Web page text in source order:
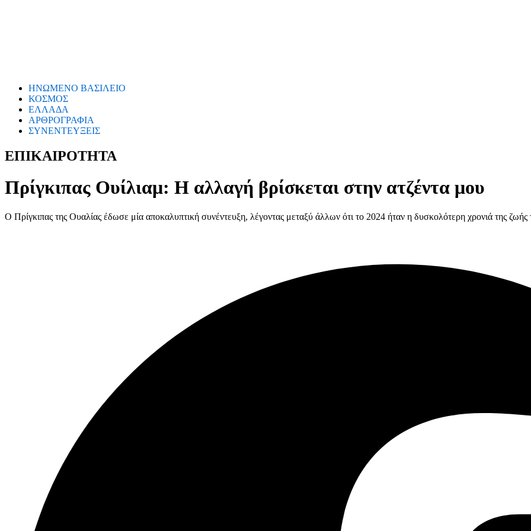
ΗΝΩΜΕΝΟ ΒΑΣΙΛΕΙΟ
ΚΟΣΜΟΣ
ΕΛΛΑΔΑ
ΑΡΘΡΟΓΡΑΦΙΑ
ΣΥΝΕΝΤΕΥΞΕΙΣ
ΕΠΙΚΑΙΡΟΤΗΤΑ
Πρίγκιπας Ουίλιαμ: Η αλλαγή βρίσκεται στην ατζέντα μου
Ο Πρίγκιπας της Ουαλίας έδωσε μία αποκαλυπτική συνέντευξη, λέγοντας μεταξύ άλλων ότι το 2024 ήταν η δυσκολότερη χρονιά της ζωής